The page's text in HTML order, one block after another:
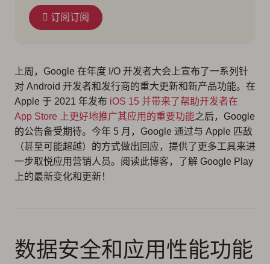
订阅订阅
上周，Google 在年度 I/O 开发者大会上宣布了一系列针
对 Android 开发者和发行商的重大更新和新产品功能。在
Apple 于 2021 年发布 iOS 15 并带来了帮助开发者在
App Store 上更好地推广其应用的重要功能之后，Google
的公告备受期待。今年 5 月，Google 通过与 Apple 匹敌
（甚至可能超越）的方式做出回应，提供了更多工具来进
一步取悦应用营销人员。阅读此博客，了解 Google Play
上的最新变化和更新！
数据安全和应用性能功能